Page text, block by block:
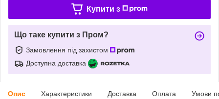
Купити з
Що таке купити з Пром?
Замовлення під захистом
Доступна доставка
Опис Характеристики Доставка Оплата Умови